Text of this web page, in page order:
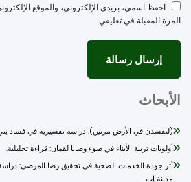
احفظ اسمي، بريدي الإلكتروني، والموقع الإلكتروني
المقبلة في تعليقي.
(لتفسدن في الأرض مرتين): دراسة تفسيرية في فساد بني
أولويات تربية الأبناء في ضوء وصايا لقمان: قراءة تحليلية.
أثر جودة الخدمات الصحية في تحقيق رضا المرضى: دراسة
مدينة إب